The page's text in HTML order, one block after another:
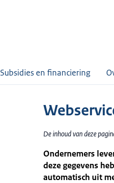
Subsidies en financiering
De inhoud van deze
Ondernemers
deze gegevens
automatisch uit